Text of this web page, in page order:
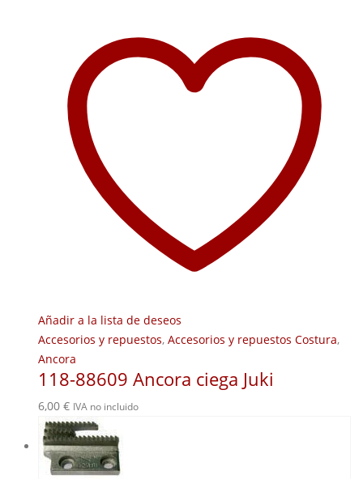
Añadir a la lista de deseos
Accesorios y repuestos, Accesorios y repuestos Costura,
Ancora
118-88609 Ancora ciega Juki
6,00 € IVA no incluido